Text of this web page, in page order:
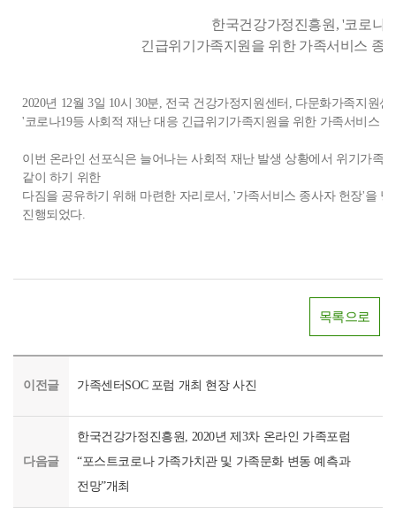
한국건강가정진흥원, '코로나
긴급위기가족지원을 위한 가족서비스 종
2020년 12월 3일 10시 30분, 전국 건강가정지원센터, 다문화가족지원
'코로나19등 사회적 재난 대응 긴급위기가족지원을 위한 가족서비스
이번 온라인 선포식은 늘어나는 사회적 재난 발생 상황에서 위기가족
같이 하기 위한
다짐을 공유하기 위해 마련한 자리로서, '가족서비스 종사자 헌장'을
진행되었다.
목록으로
이전글 가족센터SOC 포럼 개최 현장 사진
다음글
한국건강가정진흥원, 2020년 제3차 온라인 가족포럼
“포스트코로나 가족가치관 및 가족문화 변동 예측과
전망”개최